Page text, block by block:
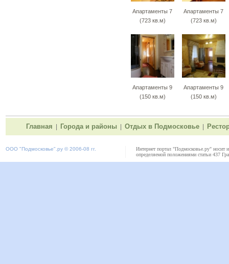
Апартаменты 7
(723 кв.м)
Апартаменты 7
(723 кв.м)
Апартаменты 9
(150 кв.м)
Апартаменты 9
(150 кв.м)
Главная Города и районы Отдых в Подмосковье
ООО "Подмосковье" .ру © 2006-08 гг.
Интернет портал "Подмосковье.ру" носит
определяемой положениями статьи 437